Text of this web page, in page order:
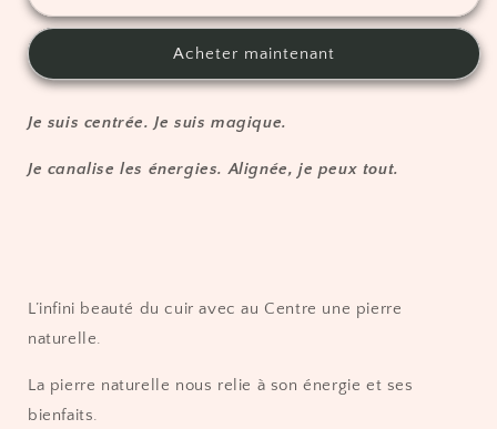
Pendentif
en
-
modèle
Au
Pendentif
en
cuir
-
modèle
Au
Acheter maintenant
Je suis centrée. Je suis magique.
Je canalise les énergies. Alignée, je peux tout.
L’infini beauté du cuir avec au Centre une pierre
naturelle.
La pierre naturelle nous relie à son énergie et ses
bienfaits.